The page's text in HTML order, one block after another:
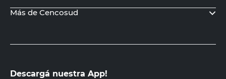
Más de Cencosud
Descargá nuestra App!